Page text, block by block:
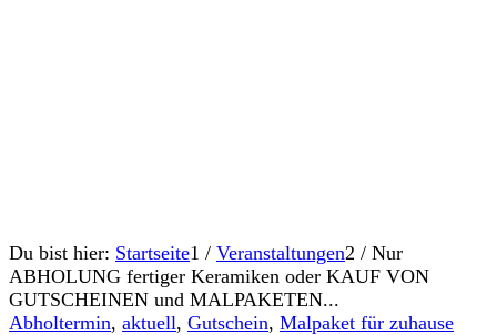
Du bist hier: Startseite1 / Veranstaltungen2 / Nur
ABHOLUNG fertiger Keramiken oder KAUF VON
GUTSCHEINEN und MALPAKETEN...
Abholtermin, aktuell, Gutschein, Malpaket für zuhause